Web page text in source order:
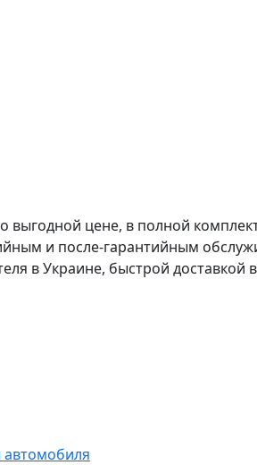
цене, в полной
и после-гарантийным
в Украине, быстрой